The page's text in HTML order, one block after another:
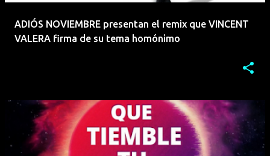
ADIÓS NOVIEMBRE presentan el remix que VINCENT
VALERA firma de su tema homónimo